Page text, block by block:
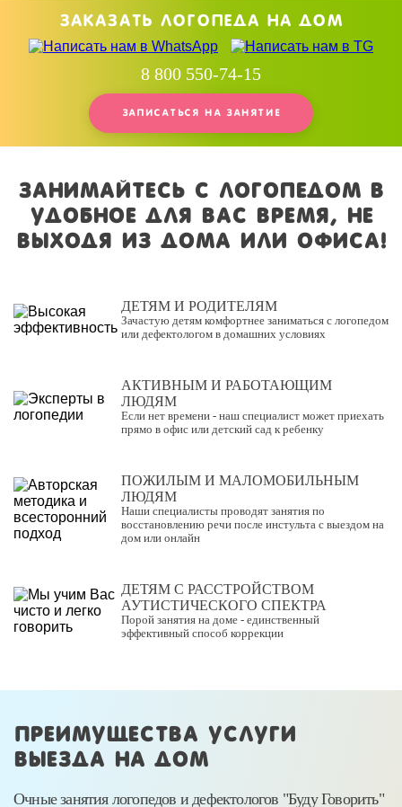
Заказать логопеда на дом
8 800 550-74-15
ЗАПИСАТЬСЯ НА ЗАНЯТИЕ
Занимайтесь с логопедом в
удобное для вас время, не
выходя из дома или офиса!
ДЕТЯМ И РОДИТЕЛЯМ
Зачастую детям комфортнее заниматься с логопедом
или дефектологом в домашних условиях
АКТИВНЫМ И РАБОТАЮЩИМ
ЛЮДЯМ
Если нет времени - наш специалист может приехать
прямо в офис или детский сад к ребенку
ПОЖИЛЫМ И МАЛОМОБИЛЬНЫМ
ЛЮДЯМ
Наши специалисты проводят занятия по
восстановлению речи после инстульта с выездом на
дом или онлайн
ДЕТЯМ С РАССТРОЙСТВОМ
АУТИСТИЧЕСКОГО СПЕКТРА
Порой занятия на доме - единственный
эффективный способ коррекции
Преимущества услуги
выезда на дом
Очные занятия логопедов и дефектологов "Буду Говорить"